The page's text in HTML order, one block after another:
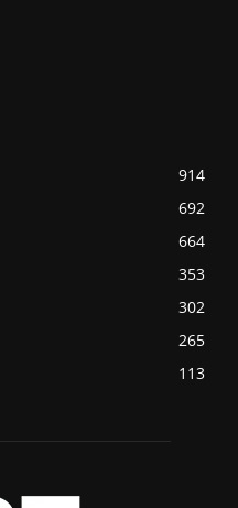
914
692
664
353
302
265
113